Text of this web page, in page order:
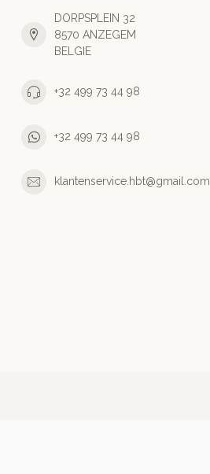
DORPSPLEIN 32
8570 ANZEGEM
BELGIE
+32 499 73 44 98
+32 499 73 44 98
klantenservice.hbt@gmail.com